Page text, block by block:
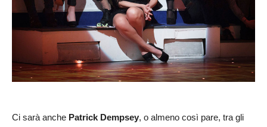
Ci sarà anche Patrick Dempsey, o almeno così pare, tra gli